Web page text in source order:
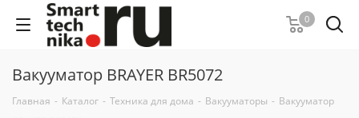
0
Вакууматор BRAYER BR5072
Главная - Каталог - Техника для дома - Вакууматоры - Вакууматор